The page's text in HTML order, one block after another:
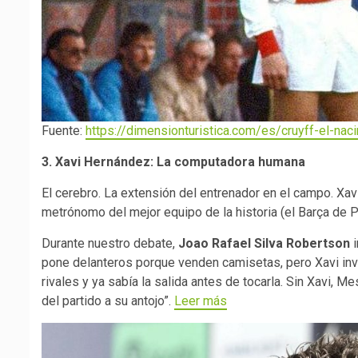
Fuente: https://dimensionturistica.com/es/cruyff-el-
3. Xavi Hernández: La computadora humana
El cerebro. La extensión del entrenador en el campo.
metrónomo del mejor equipo de la historia (el Barça de
Durante nuestro debate, Joao Rafael Silva Robertson
pone delanteros porque venden camisetas, pero Xavi
rivales y ya sabía la salida antes de tocarla. Sin Xavi,
del partido a su antojo”. Leer más